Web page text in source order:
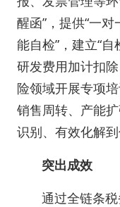
醒函”，提供“一
能自检”，建立“
研发费用加计扣
险领域开展专项
销售周转、产能
识别、有效化解
突出成效
通过全链条